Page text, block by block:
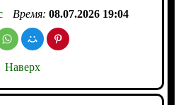
Время: 08.07.2026 19:04
Наверх